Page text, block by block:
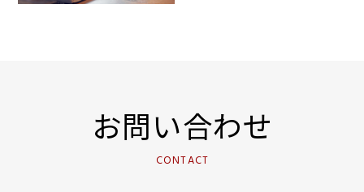
お問い合わせ
CONTACT